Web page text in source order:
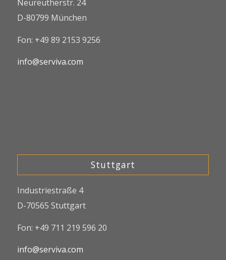
Neureutherstr. 24
D-80799 München
Fon: +49 89 2153 9256
info@serviva.com
Stuttgart
Industriestraße 4
D-70565 Stuttgart
Fon: +49 711 219 596 20
info@serviva.com